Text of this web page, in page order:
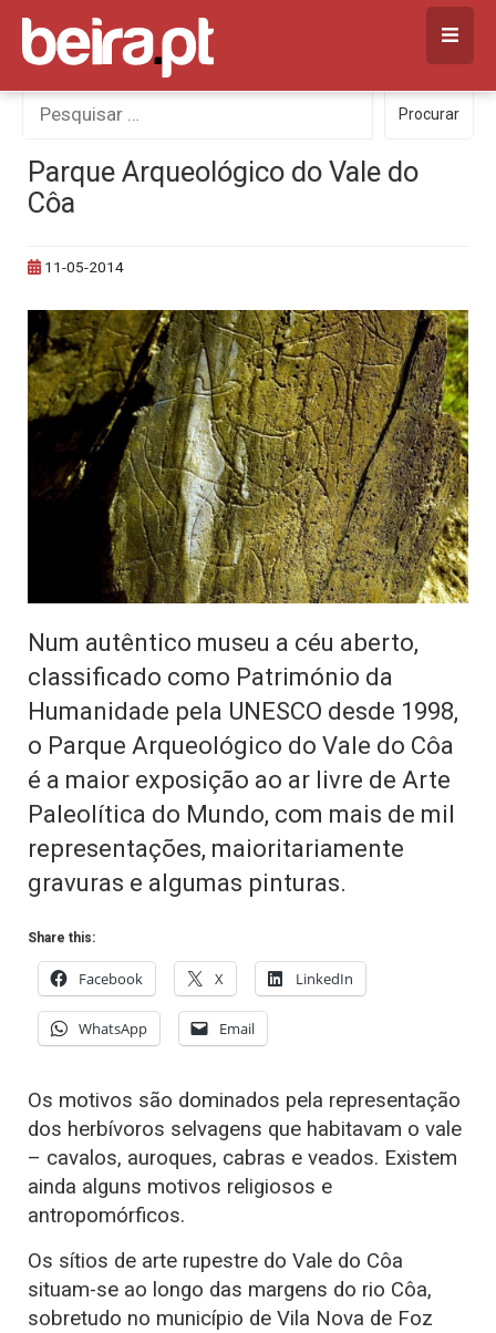
Skip
content
Procurar
por:
Procurar
Parque Arqueológico do Vale do
Côa
11-05-2014
Num autêntico museu a céu aberto,
classificado como Património da
Humanidade pela UNESCO desde 1998,
o Parque Arqueológico do Vale do Côa
é a maior exposição ao ar livre de Arte
Paleolítica do Mundo, com mais de mil
representações, maioritariamente
gravuras e algumas pinturas.
Share this:
Facebook X LinkedIn
WhatsApp Email
Os motivos são dominados pela representação
dos herbívoros selvagens que habitavam o vale
– cavalos, auroques, cabras e veados. Existem
ainda alguns motivos religiosos e
antropomórficos.
Os sítios de arte rupestre do Vale do Côa
situam-se ao longo das margens do rio Côa,
sobretudo no município de Vila Nova de Foz